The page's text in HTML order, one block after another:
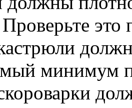
это
минимум